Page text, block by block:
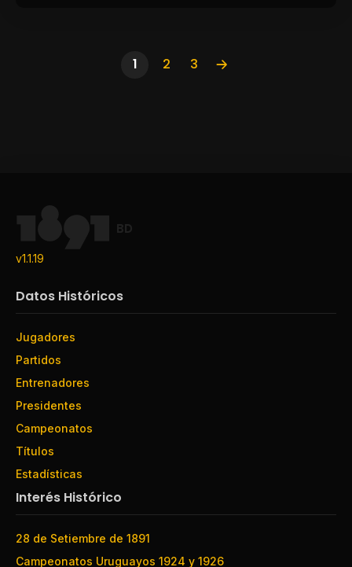
1 2 3
BD
v1.1.19
Datos Históricos
Jugadores
Partidos
Entrenadores
Presidentes
Campeonatos
Títulos
Estadísticas
Interés Histórico
28 de Setiembre de 1891
Campeonatos Uruguayos 1924 y 1926